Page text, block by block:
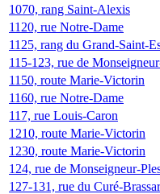
1070, rang Saint-Alexis
1120, rue Notre-Dame
1125, rang du Grand-Saint-
115-123, rue de
1150, route Marie-Victorin
1160, rue Notre-Dame
117, rue Louis-Caron
1210, route Marie-Victorin
1230, route Marie-Victorin
124, rue de Monseigneur-
127-131, rue du Curé-